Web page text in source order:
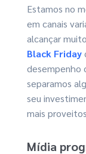
Estamos no
em canais
alcançar
Black Friday
desempenho
separamos
seu
mais
Mídia